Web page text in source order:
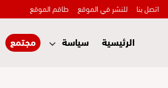
اتصل بنا للنشر في الموقع طاقم الموقع
الرئيسية سياسة مجتمع